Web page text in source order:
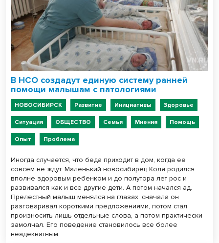
В НСО создадут единую систему ранней
помощи малышам с патологиями
НОВОСИБИРСК Развитие Инициативы Здоровье
Ситуация ОБЩЕСТВО Семья Мнения Помощь
Опыт Проблема
Иногда случается, что беда приходит в дом, когда ее
совсем не ждут. Маленький новосибирец Коля родился
вполне здоровым ребенком и до полутора лет рос и
развивался как и все другие дети. А потом начался ад.
Прелестный малыш менялся на глазах: сначала он
разговаривал короткими предложениями, потом стал
произносить лишь отдельные слова, а потом практически
замолчал. Его поведение становилось все более
неадекватным.